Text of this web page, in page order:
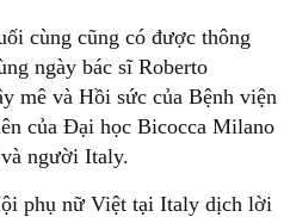
cùng cũng có được thông
ngày bác sĩ Roberto
mê và Hồi sức của Bệnh viện
của Đại học Bicocca Milano
người Italy.
phụ nữ Việt tại Italy dịch lời